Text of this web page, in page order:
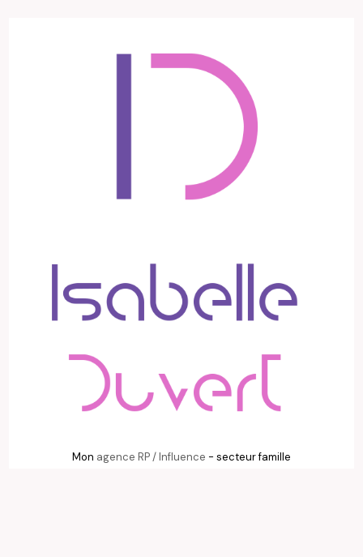
Mon agence RP / Influence - secteur famille